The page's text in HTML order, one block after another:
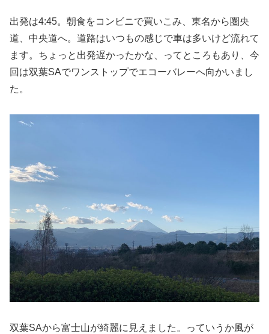
出発は4:45。朝食をコンビニで買いこみ、東名から圏央
道、中央道へ。道路はいつもの感じで車は多いけど流れて
ます。ちょっと出発遅かったかな、ってところもあり、今
回は双葉SAでワンストップでエコーバレーへ向かいまし
た。
双葉SAから富士山が綺麗に見えました。っていうか風が